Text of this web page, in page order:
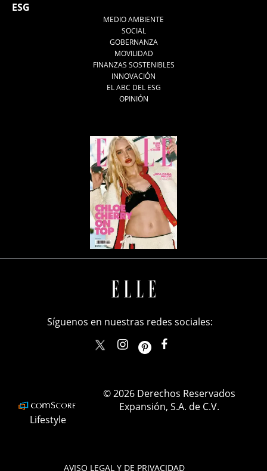
ESG
MEDIO AMBIENTE
SOCIAL
GOBERNANZA
MOVILIDAD
FINANZAS SOSTENIBLES
INNOVACIÓN
EL ABC DEL ESG
OPINIÓN
AVISO LEGAL Y DE PRIVACIDAD
Síguenos en nuestras redes sociales:
elle_mexicoellemexico
Lifestyle
© 2026 Derechos Reservados
Expansión, S.A. de C.V.